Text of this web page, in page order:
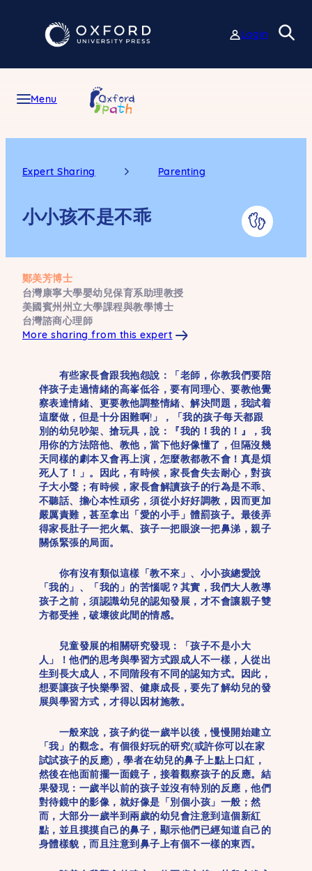
Login
Menu
Expert Sharing Parenting
小小孩不是不乖
鄭美芳博士
台灣康寧大學嬰幼兒保育系助理教授
美國賓州州立大學課程與教學博士
台灣諮商心理師
More sharing from this expert
有些家長會跟我抱怨說：「老師，你教我們要陪
伴孩子走過情緒的高峯低谷，要有同理心、要教他覺
察表達情緒、更要教他調整情緒、解決問題，我試着
這麼做，但是十分困難啊!」，「我的孩子每天都跟
別的幼兒吵架、搶玩具，說：『我的！我的！』，我
用你的方法陪他、教他，當下他好像懂了，但隔沒幾
天同樣的劇本又會再上演，怎麼教都教不會！真是煩
死人了！」。因此，有時候，家長會失去耐心，對孩
子大小聲；有時候，家長會解讀孩子的行為是不乖、
不聽話、擔心本性頑劣，須從小好好調教，因而更加
嚴厲責難，甚至拿出「愛的小手」體罰孩子。最後弄
得家長肚子一把火氣、孩子一把眼淚一把鼻涕，親子
關係緊張的局面。
你有沒有類似這樣「教不來」、小小孩總愛說
「我的」、「我的」的苦惱呢？其實，我們大人教導
孩子之前，須認識幼兒的認知發展，才不會讓親子雙
方都受挫，破壞彼此間的情感。
兒童發展的相關研究發現：「孩子不是小大
人」！他們的思考與學習方式跟成人不一樣，人從出
生到長大成人，不同階段有不同的認知方式。因此，
想要讓孩子快樂學習、健康成長，要先了解幼兒的發
展與學習方式，才得以因材施教。
一般來說，孩子約從一歲半以後，慢慢開始建立
「我」的觀念。有個很好玩的研究(或許你可以在家
試試孩子的反應)，學者在幼兒的鼻子上點上口紅，
然後在他面前擺一面鏡子，接着觀察孩子的反應。結
果發現：一歲半以前的孩子並沒有特別的反應，他們
對待鏡中的影像，就好像是「別個小孩」一般；然
而，大部分一歲半到兩歲的幼兒會注意到這個新紅
點，並且摸摸自己的鼻子，顯示他們已經知道自己的
身體樣貌，而且注意到鼻子上有個不一樣的東西。